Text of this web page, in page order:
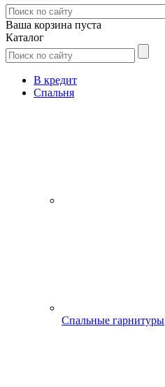
Ваша корзина пуста
Каталог
В кредит
Спальня
Спальные гарнитуры